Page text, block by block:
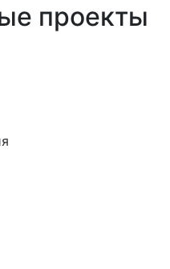
проекты